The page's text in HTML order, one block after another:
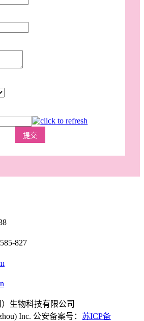
提交
827
生物科技有限公司
Inc. 公安备案号： 苏ICP备